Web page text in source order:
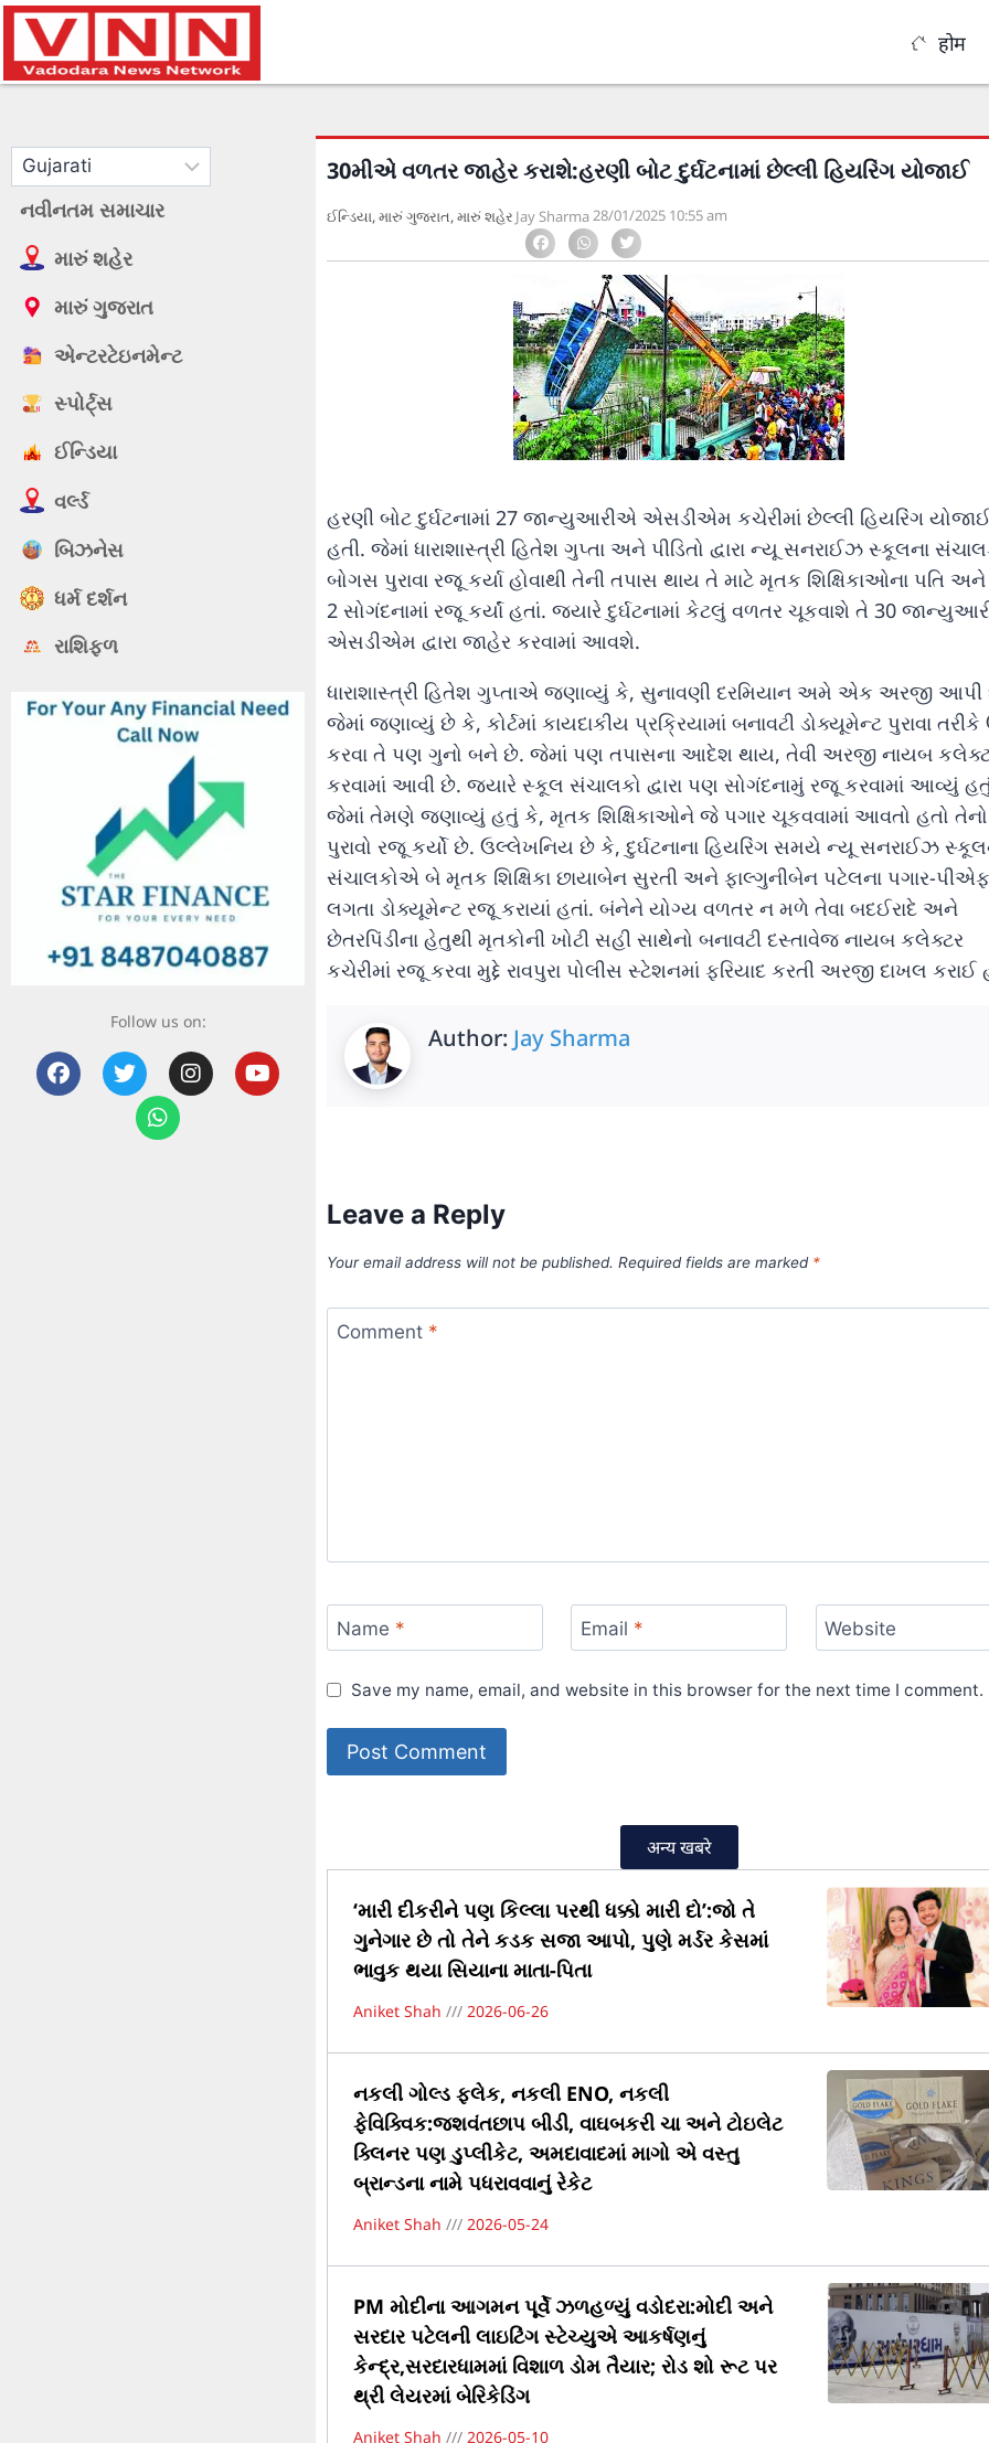
होम
નવીનતમ સમાચાર
મારું શહેર
મારું ગુજરાત
એન્ટરટેઇનમેન્ટ
સ્પોર્ટ્સ
ઈન્ડિયા
વર્લ્ડ
બિઝનેસ
ધર્મ દર્શન
રાશિફળ
Follow us on:
30મીએ વળતર જાહેર કરાશે:હરણી બોટ દુર્ઘટનામાં છેલ્લી હિયરિંગ યોજાઈ
ઈન્ડિયા,મારું ગુજરાત,મારું શહેર Jay Sharma28/01/2025 10:55 am
હરણી બોટ દુર્ઘટનામાં 27 જાન્યુઆરીએ એસડીએમ કચેરીમાં છેલ્લી હિયરિંગ
હતી. જેમાં ધારાશાસ્ત્રી હિતેશ ગુપ્તા અને પીડિતો દ્વારા ન્યૂ સનરાઈઝ સ્કૂલના
બોગસ પુરાવા રજૂ કર્યા હોવાથી તેની તપાસ થાય તે માટે મૃતક શિક્ષિકાઓના પતિ
2 સોગંદનામાં રજૂ કર્યાં હતાં. જ્યારે દુર્ઘટનામાં કેટલું વળતર ચૂકવાશે તે 30
એસડીએમ દ્વારા જાહેર કરવામાં આવશે.
ધારાશાસ્ત્રી હિતેશ ગુપ્તાએ જણાવ્યું કે, સુનાવણી દરમિયાન અમે એક અરજી આપી
જેમાં જણાવ્યું છે કે, કોર્ટમાં કાયદાકીય પ્રક્રિયામાં બનાવટી ડોક્યૂમેન્ટ પુરાવા
કરવા તે પણ ગુનો બને છે. જેમાં પણ તપાસના આદેશ થાય, તેવી અરજી નાયબ
કરવામાં આવી છે. જ્યારે સ્કૂલ સંચાલકો દ્વારા પણ સોગંદનામું રજૂ કરવામાં આવ્યું
જેમાં તેમણે જણાવ્યું હતું કે, મૃતક શિક્ષિકાઓને જે પગાર ચૂકવવામાં આવતો હતો
પુરાવો રજૂ કર્યો છે. ઉલ્લેખનિય છે કે, દુર્ઘટનાના હિયરિંગ સમયે ન્યૂ સનરાઈઝ
સંચાલકોએ બે મૃતક શિક્ષિકા છાયાબેન સુરતી અને ફાલ્ગુનીબેન પટેલના પગાર-
લગતા ડોક્યૂમેન્ટ રજૂ કરાયાં હતાં. બંનેને યોગ્ય વળતર ન મળે તેવા બદઈરાદે અને
છેતરપિંડીના હેતુથી મૃતકોની ખોટી સહી સાથેનો બનાવટી દસ્તાવેજ નાયબ કલેક્ટર
કચેરીમાં રજૂ કરવા મુદ્દે રાવપુરા પોલીસ સ્ટેશનમાં ફરિયાદ કરતી અરજી દાખલ કરાઈ
Author: Jay Sharma
Leave a Reply
Your email address will not be published. Required fields are marked *
Comment *
Name * Email * Website
Save my name, email, and website in this browser for the next time I comment.
अन्य खबरे
‘મારી દીકરીને પણ કિલ્લા પરથી ધક્કો મારી દો’:જો તે
ગુનેગાર છે તો તેને કડક સજા આપો, પુણે મર્ડર કેસમાં
ભાવુક થયા સિયાના માતા-પિતા
Aniket Shah 2026-06-26
નકલી ગોલ્ડ ફ્લેક, નકલી ENO, નકલી
ફેવિક્વિક:જશવંતછાપ બીડી, વાઘબકરી ચા અને ટોઇલેટ
ક્લિનર પણ ડુપ્લીકેટ, અમદાવાદમાં માગો એ વસ્તુ
બ્રાન્ડના નામે પધરાવવાનું રેકેટ
Aniket Shah 2026-05-24
PM મોદીના આગમન પૂર્વે ઝળહળ્યું વડોદરા:મોદી અને
સરદાર પટેલની લાઇટિંગ સ્ટેચ્યુએ આકર્ષણનું
કેન્દ્ર,સરદારધામમાં વિશાળ ડોમ તૈયાર; રોડ શો રૂટ પર
થ્રી લેયરમાં બેરિકેડિંગ
Aniket Shah 2026-05-10